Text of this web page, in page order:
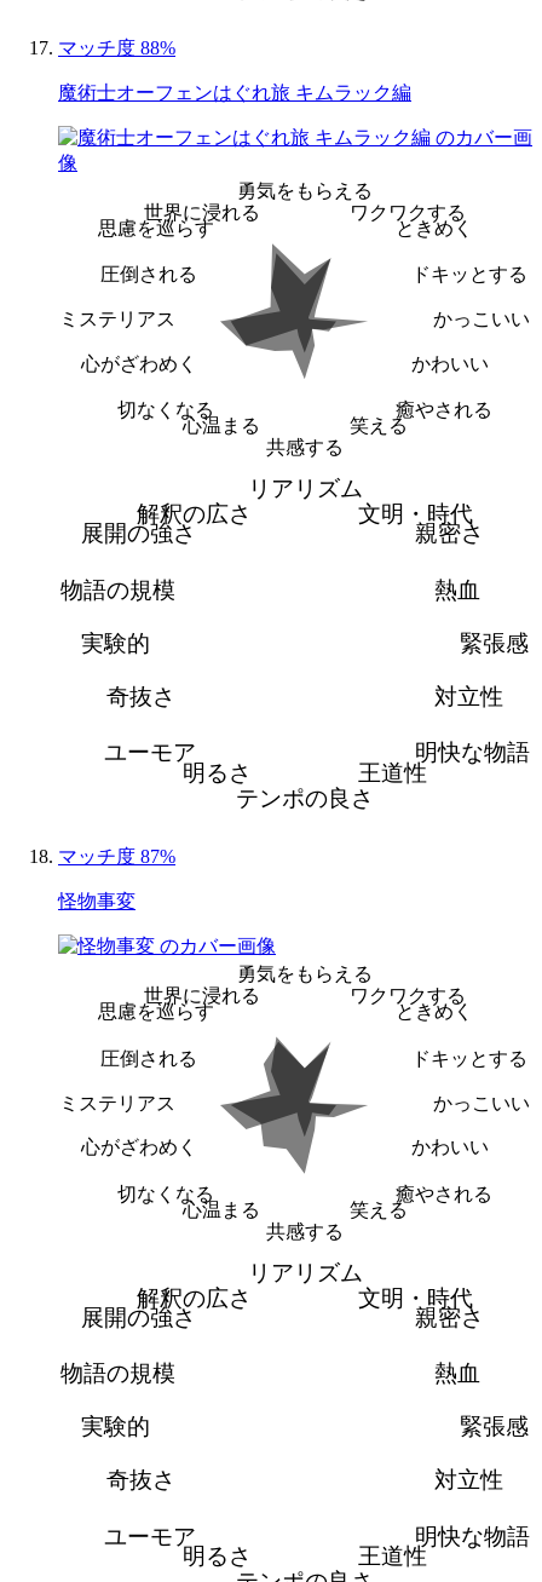
マッチ度 88%
魔術士オーフェンはぐれ旅 キムラック編
勇気をもらえる
ワクワクする
ときめく
ドキッとする
かっこいい
かわいい
癒やされる
笑える
共感する
心温まる
切なくなる
心がざわめく
ミステリアス
圧倒される
思慮を巡らす
世界に浸れる
リアリズム
文明・時代
親密さ
熱血
緊張感
対立性
明快な物語
王道性
テンポの良さ
明るさ
ユーモア
奇抜さ
実験的
物語の規模
展開の強さ
解釈の広さ
マッチ度 87%
怪物事変
勇気をもらえる
ワクワクする
ときめく
ドキッとする
かっこいい
かわいい
癒やされる
笑える
共感する
心温まる
切なくなる
心がざわめく
ミステリアス
圧倒される
思慮を巡らす
世界に浸れる
リアリズム
文明・時代
親密さ
熱血
緊張感
対立性
明快な物語
王道性
明るさ
ユーモア
奇抜さ
実験的
物語の規模
展開の強さ
解釈の広さ